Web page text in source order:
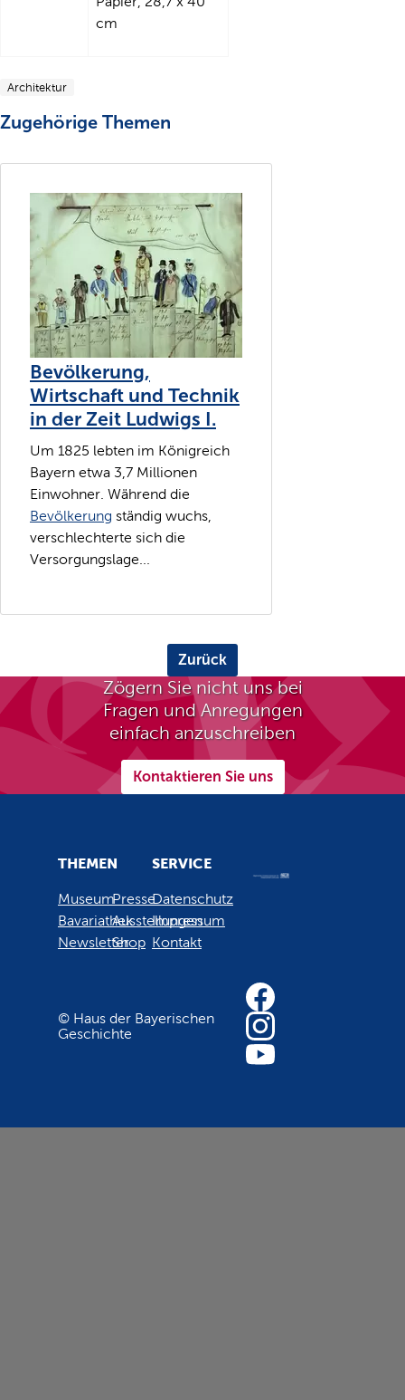
cm
Architektur
Zugehörige Themen
Bevölkerung,
Wirtschaft und Technik
in der Zeit Ludwigs I.
Um 1825 lebten im Königreich
Bayern etwa 3,7 Millionen
Einwohner. Während die
Bevölkerung ständig wuchs,
verschlechterte sich die
Versorgungslage...
Zurück
Zögern Sie nicht uns bei
Fragen und Anregungen
einfach anzuschreiben
Kontaktieren Sie uns
THEMEN
Museum
Bavariathek
Newsletter
Presse
Ausstellungen
Shop
SERVICE
Datenschutz
Impressum
Kontakt
© Haus der Bayerischen
Geschichte